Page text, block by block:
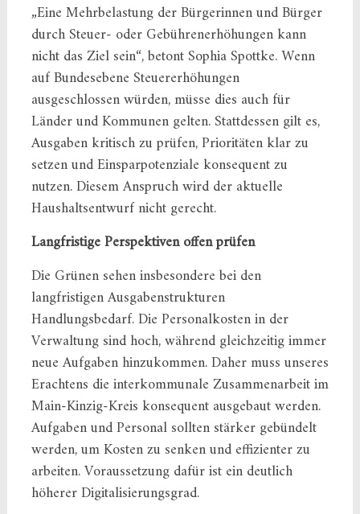
„Eine Mehrbelastung der Bürgerinnen und Bürger
durch Steuer- oder Gebührenerhöhungen kann
nicht das Ziel sein“, betont Sophia Spottke. Wenn
auf Bundesebene Steuererhöhungen
ausgeschlossen würden, müsse dies auch für
Länder und Kommunen gelten. Stattdessen gilt es,
Ausgaben kritisch zu prüfen, Prioritäten klar zu
setzen und Einsparpotenziale konsequent zu
nutzen. Diesem Anspruch wird der aktuelle
Haushaltsentwurf nicht gerecht.
Langfristige Perspektiven offen prüfen
Die Grünen sehen insbesondere bei den
langfristigen Ausgabenstrukturen
Handlungsbedarf. Die Personalkosten in der
Verwaltung sind hoch, während gleichzeitig immer
neue Aufgaben hinzukommen. Daher muss unseres
Erachtens die interkommunale Zusammenarbeit im
Main-Kinzig-Kreis konsequent ausgebaut werden.
Aufgaben und Personal sollten stärker gebündelt
werden, um Kosten zu senken und effizienter zu
arbeiten. Voraussetzung dafür ist ein deutlich
höherer Digitalisierungsgrad.